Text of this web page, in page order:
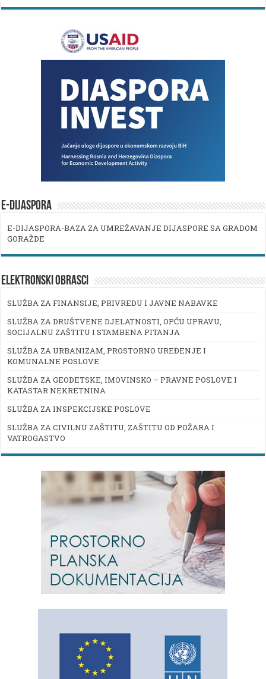
E-DIJASPORA
E-DIJASPORA-BAZA ZA UMREŽAVANJE DIJASPORE SA GRADOM
GORAŽDE
ELEKTRONSKI OBRASCI
SLUŽBA ZA FINANSIJE, PRIVREDU I JAVNE NABAVKE
SLUŽBA ZA DRUŠTVENE DJELATNOSTI, OPĆU UPRAVU,
SOCIJALNU ZAŠTITU I STAMBENA PITANJA
SLUŽBA ZA URBANIZAM, PROSTORNO UREĐENJE I
KOMUNALNE POSLOVE
SLUŽBA ZA GEODETSKE, IMOVINSKO – PRAVNE POSLOVE I
KATASTAR NEKRETNINA
SLUŽBA ZA INSPEKCIJSKE POSLOVE
SLUŽBA ZA CIVILNU ZAŠTITU, ZAŠTITU OD POŽARA I
VATROGASTVO